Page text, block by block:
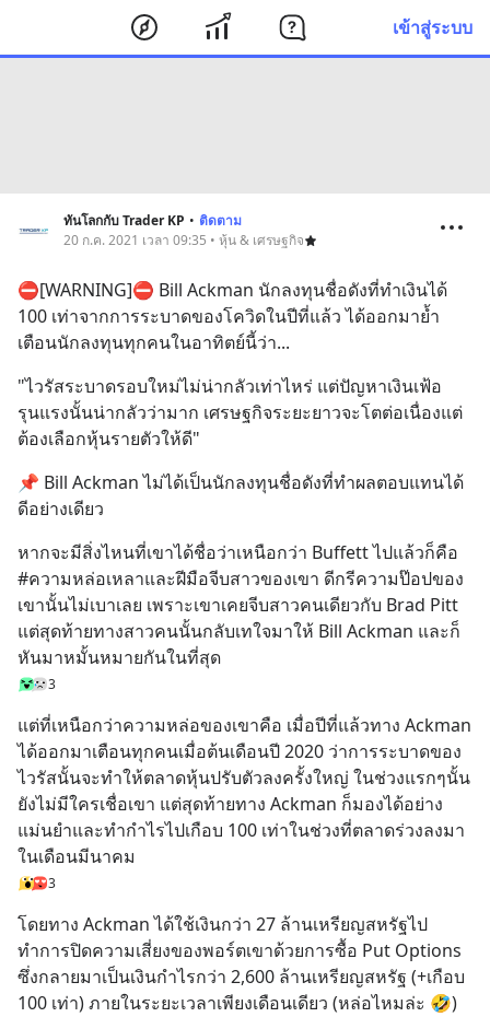
เข้าสู่ระบบ
ทันโลกกับ Trader KP • ติดตาม
20 ก.ค. 2021 เวลา 09:35 • หุ้น & เศรษฐกิจ
⛔️[WARNING]⛔️ Bill Ackman นักลงทุนชื่อดังที่ทำเงินได้
100 เท่าจากการระบาดของโควิดในปีที่แล้ว ได้ออกมาย้ำ
เตือนนักลงทุนทุกคนในอาทิตย์นี้ว่า...
"ไวรัสระบาดรอบใหม่ไม่น่ากลัวเท่าไหร่ แต่ปัญหาเงินเฟ้อ
รุนแรงนั้นน่ากลัวว่ามาก เศรษฐกิจระยะยาวจะโตต่อเนื่องแต่
ต้องเลือกหุ้นรายตัวให้ดี"
📌 Bill Ackman ไม่ได้เป็นนักลงทุนชื่อดังที่ทำผลตอบแทนได้
ดีอย่างเดียว
หากจะมีสิ่งไหนที่เขาได้ชื่อว่าเหนือกว่า Buffett ไปแล้วก็คือ
#ความหล่อเหลาและฝีมือจีบสาวของเขา ดีกรีความป๊อปของ
เขานั้นไม่เบาเลย เพราะเขาเคยจีบสาวคนเดียวกับ Brad Pitt
แต่สุดท้ายทางสาวคนนั้นกลับเทใจมาให้ Bill Ackman และก็
หันมาหมั้นหมายกันในที่สุด
3
แต่ที่เหนือกว่าความหล่อของเขาคือ เมื่อปีที่แล้วทาง Ackman
ได้ออกมาเตือนทุกคนเมื่อต้นเดือนปี 2020 ว่าการระบาดของ
ไวรัสนั้นจะทำให้ตลาดหุ้นปรับตัวลงครั้งใหญ่ ในช่วงแรกๆนั้น
ยังไม่มีใครเชื่อเขา แต่สุดท้ายทาง Ackman ก็มองได้อย่าง
แม่นยำและทำกำไรไปเกือบ 100 เท่าในช่วงที่ตลาดร่วงลงมา
ในเดือนมีนาคม
3
โดยทาง Ackman ได้ใช้เงินกว่า 27 ล้านเหรียญสหรัฐไป
ทำการปิดความเสี่ยงของพอร์ตเขาด้วยการซื้อ Put Options
ซึ่งกลายมาเป็นเงินกำไรกว่า 2,600 ล้านเหรียญสหรัฐ (+เกือบ
100 เท่า) ภายในระยะเวลาเพียงเดือนเดียว (หล่อไหมล่ะ 🤣)